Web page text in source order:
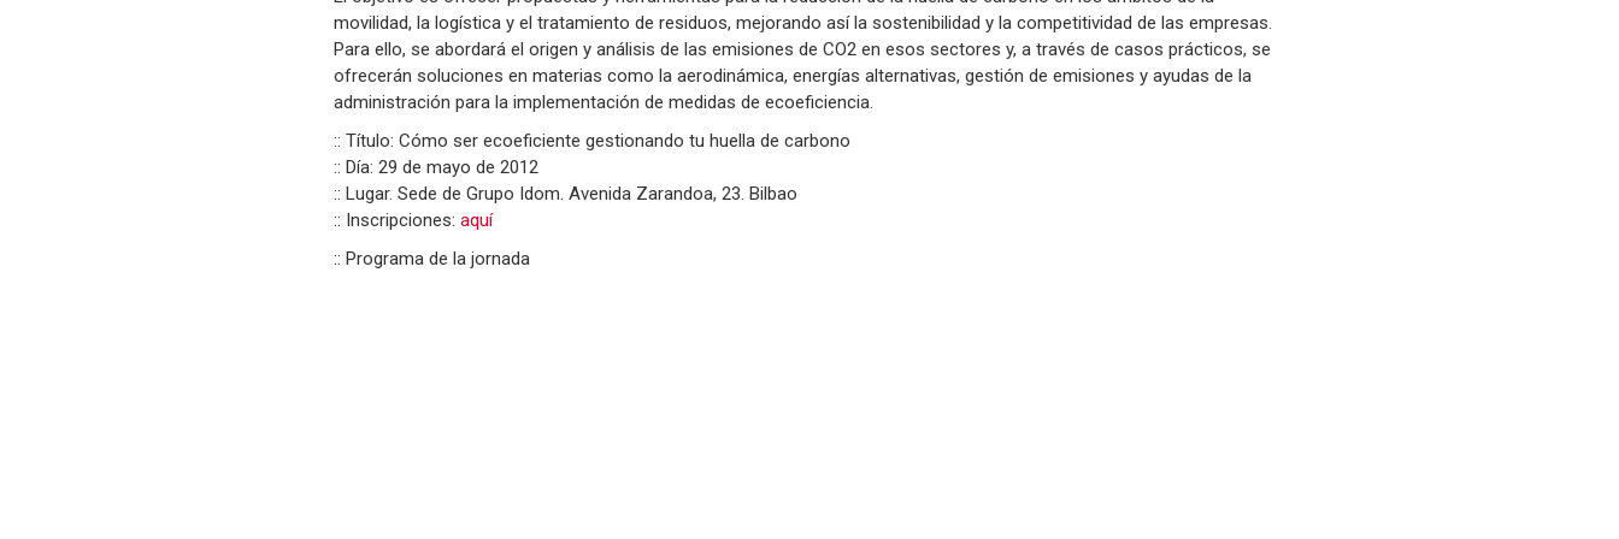
movilidad, la logística y el tratamiento de residuos, mejorando así la sostenibilidad y la competitividad de las empresas.
Para ello, se abordará el origen y análisis de las emisiones de CO2 en esos sectores y, a través de casos prácticos, se
ofrecerán soluciones en materias como la aerodinámica, energías alternativas, gestión de emisiones y ayudas de la
administración para la implementación de medidas de ecoeficiencia.
:: Título: Cómo ser ecoeficiente gestionando tu huella de carbono
:: Día: 29 de mayo de 2012
:: Lugar. Sede de Grupo Idom. Avenida Zarandoa, 23. Bilbao
:: Inscripciones: aquí
:: Programa de la jornada